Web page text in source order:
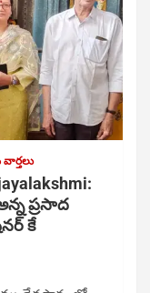
వార్తలు
ప్రసాద
కే